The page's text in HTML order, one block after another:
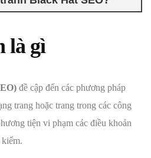
là gì
đề cập đến các phương pháp
trang hoặc trang trong các công
tiện vi phạm các điều khoản